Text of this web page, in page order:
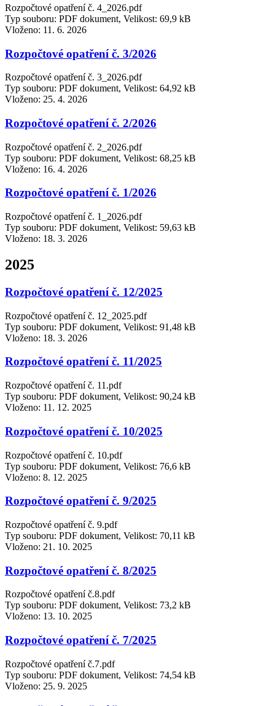
Rozpočtové opatření č. 4_2026.pdf
Typ souboru: PDF dokument, Velikost: 69,9 kB
Vloženo: 11. 6. 2026
Rozpočtové opatření č. 3/2026
Rozpočtové opatření č. 3_2026.pdf
Typ souboru: PDF dokument, Velikost: 64,92 kB
Vloženo: 25. 4. 2026
Rozpočtové opatření č. 2/2026
Rozpočtové opatření č. 2_2026.pdf
Typ souboru: PDF dokument, Velikost: 68,25 kB
Vloženo: 16. 4. 2026
Rozpočtové opatření č. 1/2026
Rozpočtové opatření č. 1_2026.pdf
Typ souboru: PDF dokument, Velikost: 59,63 kB
Vloženo: 18. 3. 2026
2025
Rozpočtové opatření č. 12/2025
Rozpočtové opatření č. 12_2025.pdf
Typ souboru: PDF dokument, Velikost: 91,48 kB
Vloženo: 18. 3. 2026
Rozpočtové opatření č. 11/2025
Rozpočtové opatření č. 11.pdf
Typ souboru: PDF dokument, Velikost: 90,24 kB
Vloženo: 11. 12. 2025
Rozpočtové opatření č. 10/2025
Rozpočtové opatření č. 10.pdf
Typ souboru: PDF dokument, Velikost: 76,6 kB
Vloženo: 8. 12. 2025
Rozpočtové opatření č. 9/2025
Rozpočtové opatření č. 9.pdf
Typ souboru: PDF dokument, Velikost: 70,11 kB
Vloženo: 21. 10. 2025
Rozpočtové opatření č. 8/2025
Rozpočtové opatření č.8.pdf
Typ souboru: PDF dokument, Velikost: 73,2 kB
Vloženo: 13. 10. 2025
Rozpočtové opatření č. 7/2025
Rozpočtové opatření č.7.pdf
Typ souboru: PDF dokument, Velikost: 74,54 kB
Vloženo: 25. 9. 2025